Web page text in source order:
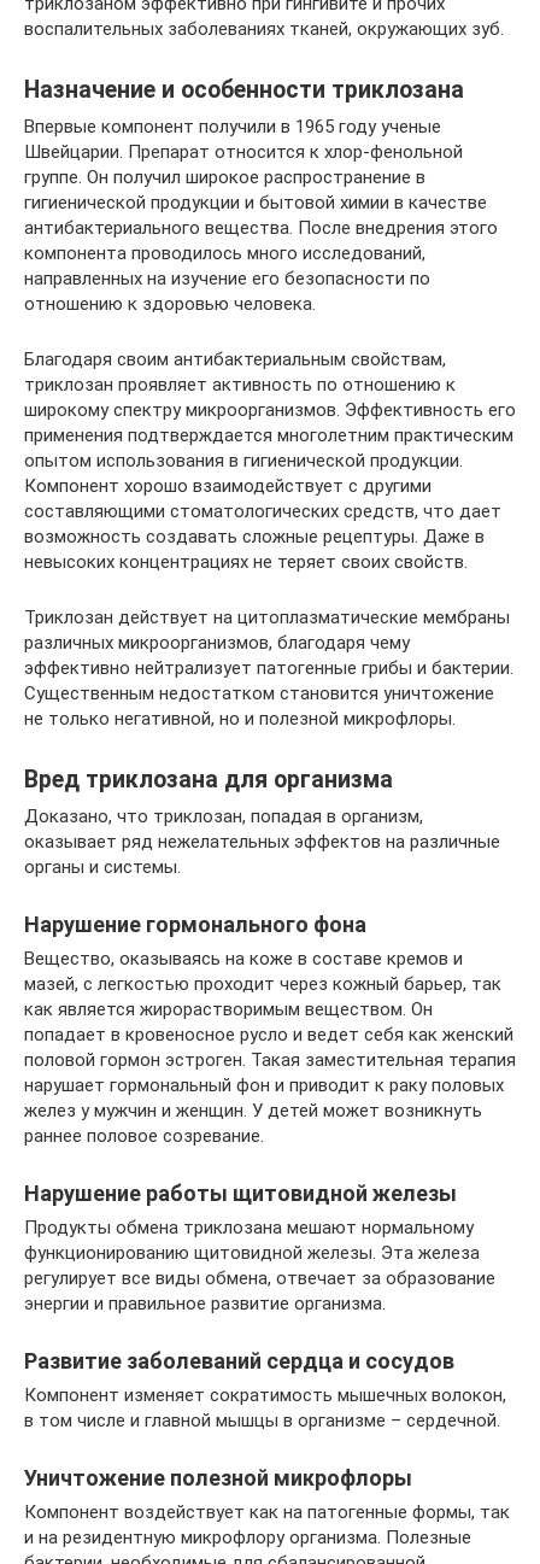
воспалительных заболеваниях тканей, окружающих зуб.
Назначение и особенности триклозана
Впервые компонент получили в 1965 году ученые
Швейцарии. Препарат относится к хлор-фенольной
группе. Он получил широкое распространение в
гигиенической продукции и бытовой химии в качестве
антибактериального вещества. После внедрения этого
компонента проводилось много исследований,
направленных на изучение его безопасности по
отношению к здоровью человека.
Благодаря своим антибактериальным свойствам,
триклозан проявляет активность по отношению к
широкому спектру микроорганизмов. Эффективность его
применения подтверждается многолетним практическим
опытом использования в гигиенической продукции.
Компонент хорошо взаимодействует с другими
составляющими стоматологических средств, что дает
возможность создавать сложные рецептуры. Даже в
невысоких концентрациях не теряет своих свойств.
Триклозан действует на цитоплазматические мембраны
различных микроорганизмов, благодаря чему
эффективно нейтрализует патогенные грибы и бактерии.
Существенным недостатком становится уничтожение
не только негативной, но и полезной микрофлоры.
Вред триклозана для организма
Доказано, что триклозан, попадая в организм,
оказывает ряд нежелательных эффектов на различные
органы и системы.
Нарушение гормонального фона
Вещество, оказываясь на коже в составе кремов и
мазей, с легкостью проходит через кожный барьер, так
как является жирорастворимым веществом. Он
попадает в кровеносное русло и ведет себя как женский
половой гормон эстроген. Такая заместительная терапия
нарушает гормональный фон и приводит к раку половых
желез у мужчин и женщин. У детей может возникнуть
раннее половое созревание.
Нарушение работы щитовидной железы
Продукты обмена триклозана мешают нормальному
функционированию щитовидной железы. Эта железа
регулирует все виды обмена, отвечает за образование
энергии и правильное развитие организма.
Развитие заболеваний сердца и сосудов
Компонент изменяет сократимость мышечных волокон,
в том числе и главной мышцы в организме – сердечной.
Уничтожение полезной микрофлоры
Компонент воздействует как на патогенные формы, так
и на резидентную микрофлору организма. Полезные